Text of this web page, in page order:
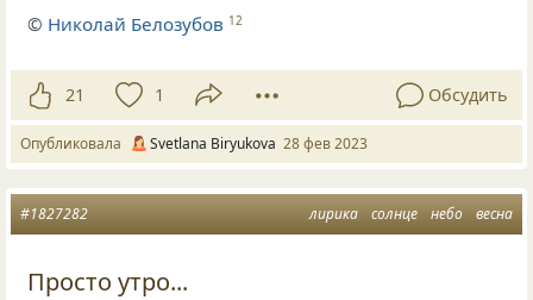
© Николай Белозубов 12
21 1 Обсудить
Опубликовала Svetlana Biryukova 28 фев 2023
лирика солнце небо весна
#1827282
Просто утро...